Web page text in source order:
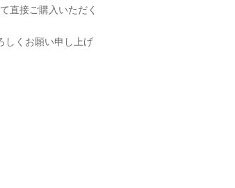
直接ご購入いただく
しくお願い申し上げ